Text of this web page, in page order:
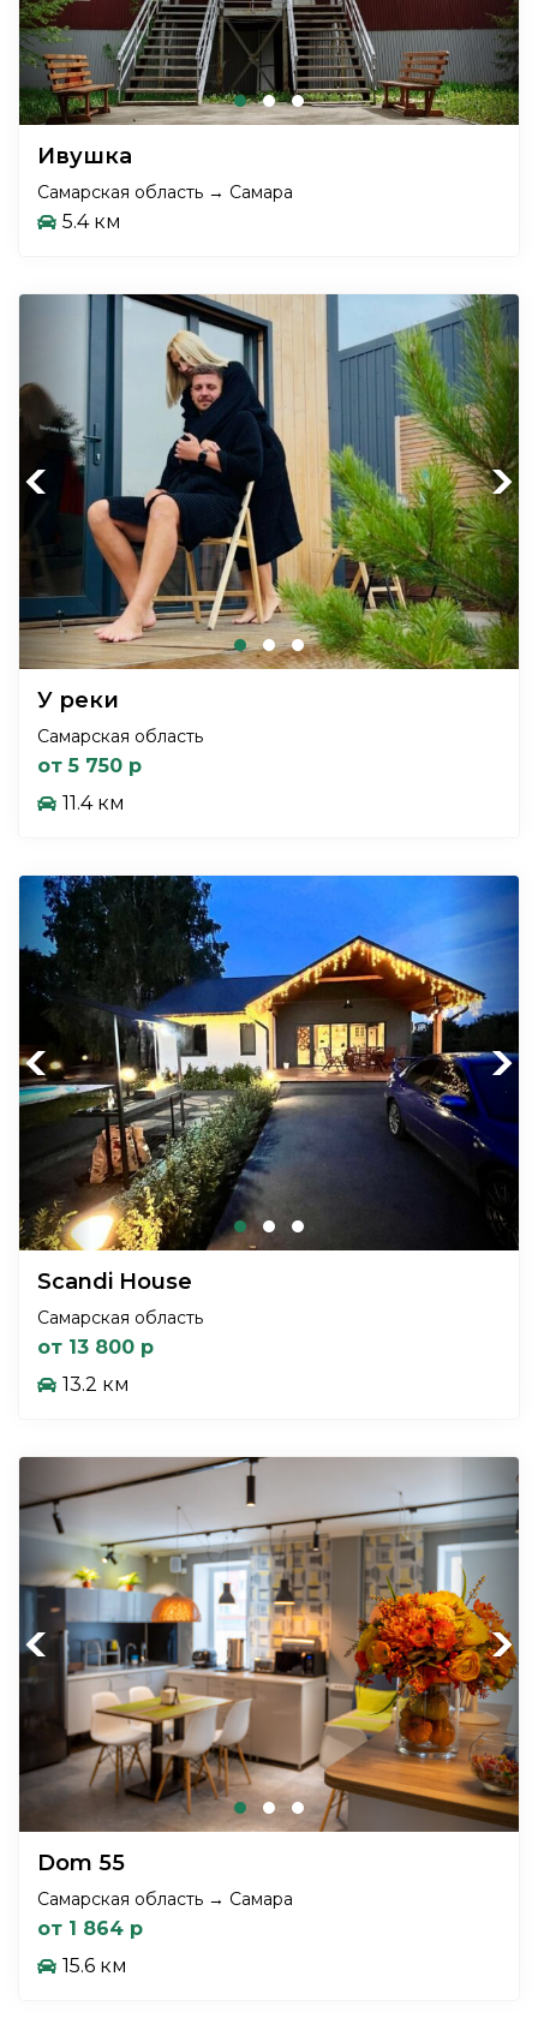
Ивушка
Самарская область → Самара
5.4 км
Previous Next
У реки
Самарская область
от 5 750 р
11.4 км
Previous Next
Scandi House
Самарская область
от 13 800 р
13.2 км
Previous Next
Dom 55
Самарская область → Самара
от 1 864 р
15.6 км